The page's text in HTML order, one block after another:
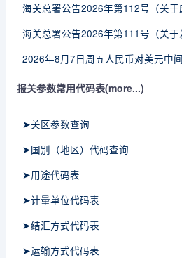
2026年8月7日周五人民币对美元中
报关参数常用代码表(more...)
➤关区参数查询
➤国别（地区）代码查询
➤用途代码表
➤计量单位代码表
➤结汇方式代码表
➤运输方式代码表